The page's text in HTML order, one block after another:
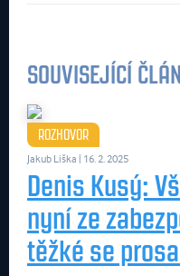
SOUVISEJÍCÍ
ROZHOVOR
Jakub Liška | 16. 2. 2025
Denis Kusý:
nyní ze
těžké se